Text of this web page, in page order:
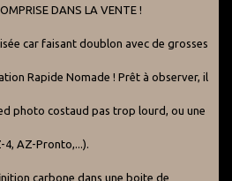
DANS LA VENTE !
car faisant doublon avec de grosses
Rapide Nomade ! Prêt à observer, il
photo costaud pas trop lourd, ou une
AZ-Pronto,...).
carbone dans une boite de